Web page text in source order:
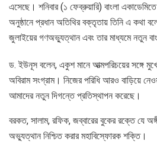
এসেছে। শনিবার (১ ফেব্রুয়ারি) বাংলা
অনুষ্ঠানে প্রধান অতিথির বক্তৃতায় তিনি এ কথা
জুলাইয়ের গণঅভ্যুত্থান এবং তার মাধ্যমে নতুন
ড. ইউনূস বলেন, একুশ মানে আত্মপরিচয়ের সঙ্গে
অবিরাম সংগ্রাম। নিজের পরিধি আরও বাড়িয়ে
আমাদের নতুন দিগন্তে প্রতিস্থাপন করেছে।
বরকত, সালাম, রফিক, জব্বারের বুকের রক্তে যে
অভ্যুত্থান নিশ্চিত করার মহাবিস্ফোরক শক্তি।